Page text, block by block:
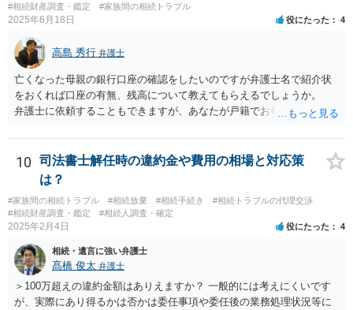
#相続財産調査・鑑定 #家族間の相続トラブル
2025年6月18日 役にたった 4
高島 秀行 弁護士
亡くなった母親の銀行口座の確認をしたいのですが弁護士名で紹介状
をおくれば口座の有無、残高について教えてもらえるでしょうか。
弁護士に依頼することもできますが、あなたが戸籍でお母さんの相続
高は教えてくれると思います。 自分ではよくわからないということ
であれば、弁護士に相談し依頼されたら良いと思います。
10
司法書士解任時の違約金や費用の相場と対応策
は？
#家族間の相続トラブル #相続放棄 #相続手続き
#相続トラブルの代理交渉
#相続財産調査・鑑定
#相続人調査・確定
2025年2月4日 役にたった 4
相続・遺言に強い弁護士
髙橋 俊太 弁護士
＞100万超えの違約金額はありえますか？ 一般的には考えにくいです
が、実際にあり得るかは否かは委任事項や委任後の業務処理状況等に